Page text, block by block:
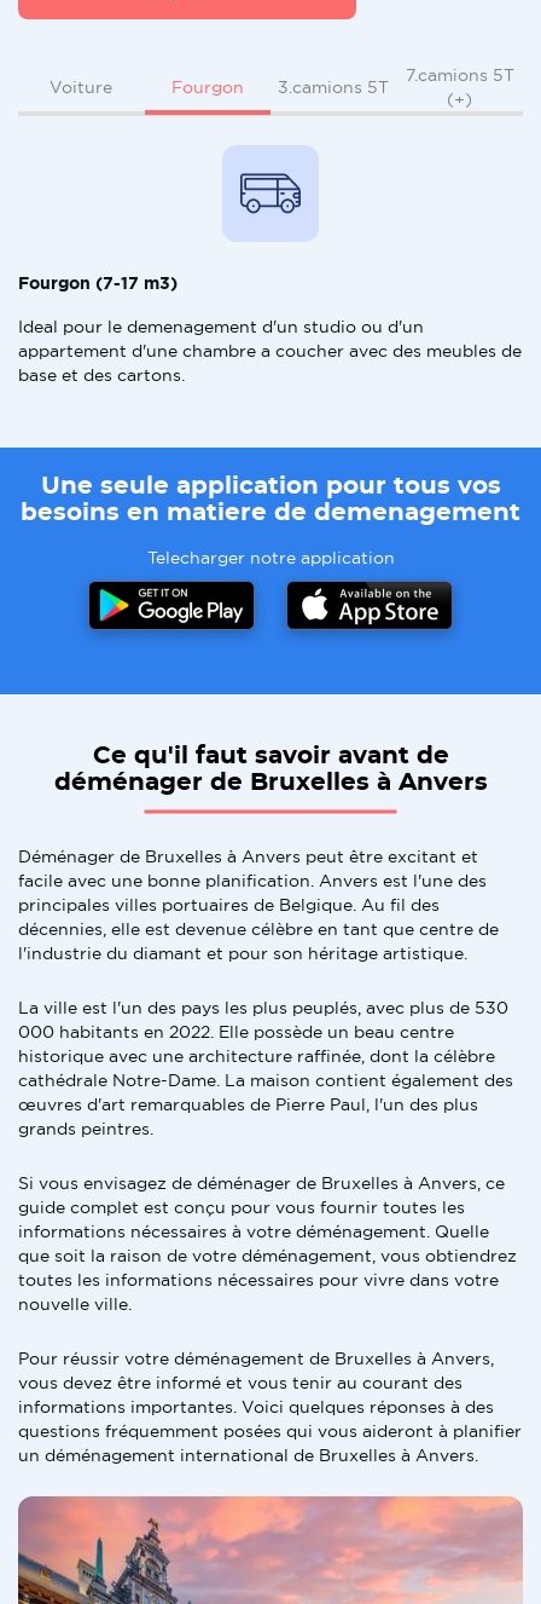
Voiture Fourgon 3.camions 5T
7.camions 5T
(+)
Fourgon (7-17 m3)
Ideal pour le demenagement d'un studio ou d'un
appartement d'une chambre a coucher avec des meubles de
base et des cartons.
Une seule application pour tous vos
besoins en matiere de demenagement
Telecharger notre application
Ce qu'il faut savoir avant de
déménager de Bruxelles à Anvers
Déménager de Bruxelles à Anvers peut être excitant et
facile avec une bonne planification. Anvers est l'une des
principales villes portuaires de Belgique. Au fil des
décennies, elle est devenue célèbre en tant que centre de
l'industrie du diamant et pour son héritage artistique.
La ville est l'un des pays les plus peuplés, avec plus de 530
000 habitants en 2022. Elle possède un beau centre
historique avec une architecture raffinée, dont la célèbre
cathédrale Notre-Dame. La maison contient également des
œuvres d'art remarquables de Pierre Paul, l'un des plus
grands peintres.
Si vous envisagez de déménager de Bruxelles à Anvers, ce
guide complet est conçu pour vous fournir toutes les
informations nécessaires à votre déménagement. Quelle
que soit la raison de votre déménagement, vous obtiendrez
toutes les informations nécessaires pour vivre dans votre
nouvelle ville.
Pour réussir votre déménagement de Bruxelles à Anvers,
vous devez être informé et vous tenir au courant des
informations importantes. Voici quelques réponses à des
questions fréquemment posées qui vous aideront à planifier
un déménagement international de Bruxelles à Anvers.